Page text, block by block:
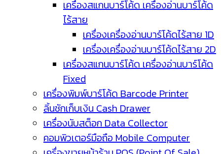
เครื่องสแกนบาร์โค้ด เครื่องอ่านบาร์โค้ด
ไร้สาย
เครื่องเครื่องอ่านบาร์โค้ดไร้สาย 1D
เครื่องเครื่องอ่านบาร์โค้ดไร้สาย 2D
เครื่องสแกนบาร์โค้ด เครื่องอ่านบาร์โค้ด
Fixed
เครื่องพิมพ์บาร์โค้ด Barcode Printer
ลิ้นชักเก็บเงิน Cash Drawer
เครื่องนับสต็อก Data Collector
คอมพิวเตอร์มือถือ Mobile Computer